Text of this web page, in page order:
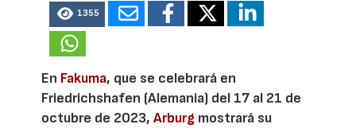
1355
En Fakuma, que se celebrará en
Friedrichshafen (Alemania) del 17 al 21 de
octubre de 2023, Arburg mostrará su